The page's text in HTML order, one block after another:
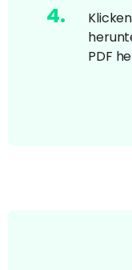
4.
PDF